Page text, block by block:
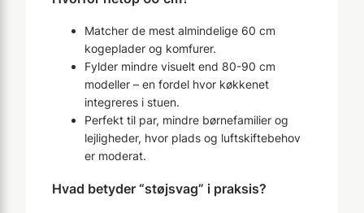
Matcher de mest almindelige 60 cm
kogeplader og komfurer.
Fylder mindre visuelt end 80-90 cm
modeller – en fordel hvor køkkenet
integreres i stuen.
Perfekt til par, mindre børnefamilier og
lejligheder, hvor plads og luftskiftebehov
er moderat.
Hvad betyder “støjsvag” i praksis?